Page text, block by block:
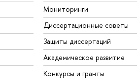
Мониторинги
Диссертационные советы
Защиты диссертаций
Академическое развитие
Конкурсы и гранты